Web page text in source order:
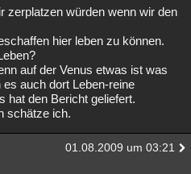
zerplatzen würden wenn wir den
hier leben zu können.
auf der Venus etwas ist was
auch dort Leben-reine
hat den Bericht geliefert.
schätze ich.
01.08.2009 um 03:21